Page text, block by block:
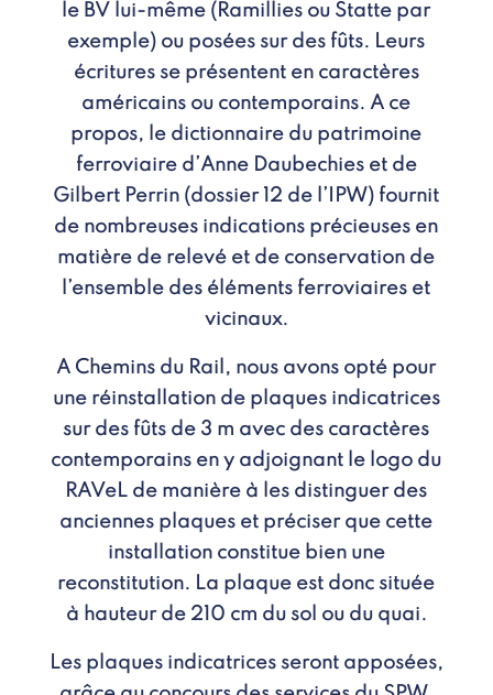
le BV lui-même (Ramillies ou Statte par
exemple) ou posées sur des fûts. Leurs
écritures se présentent en caractères
américains ou contemporains. A ce
propos, le dictionnaire du patrimoine
ferroviaire d’Anne Daubechies et de
Gilbert Perrin (dossier 12 de l’IPW) fournit
de nombreuses indications précieuses en
matière de relevé et de conservation de
l’ensemble des éléments ferroviaires et
vicinaux.
A Chemins du Rail, nous avons opté pour
une réinstallation de plaques indicatrices
sur des fûts de 3 m avec des caractères
contemporains en y adjoignant le logo du
RAVeL de manière à les distinguer des
anciennes plaques et préciser que cette
installation constitue bien une
reconstitution. La plaque est donc située
à hauteur de 210 cm du sol ou du quai.
Les plaques indicatrices seront apposées,